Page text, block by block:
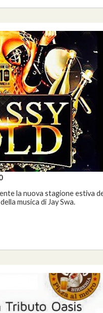
la nuova stagione estiva
musica di Jay Swa.